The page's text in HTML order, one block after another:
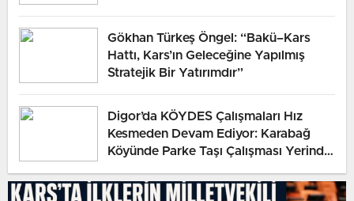
Gökhan Türkeş Öngel: “Bakü–Kars
Hattı, Kars’ın Geleceğine Yapılmış
Stratejik Bir Yatırımdır”
Digor’da KÖYDES Çalışmaları Hız
Kesmeden Devam Ediyor: Karabağ
Köyünde Parke Taşı Çalışması Yerinde